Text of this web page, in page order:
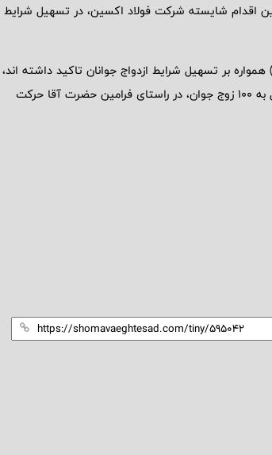
اقدام شایسته شرکت فولاد اکسین، در تسهیل شرایط
بر تسهیل شرایط ازدواج جوانان تاکید داشته اند،
بنابراین شرکت فولاد اکسین خوزستان با اهدای جهیزیه کامل به ۱٠٠ زوج جوان، در راستای فرامین حضرت آقا حرکت